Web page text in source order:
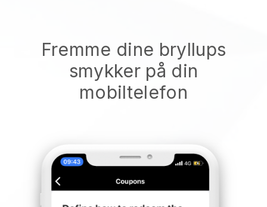
Fremme dine bryllups
smykker på din
mobiltelefon